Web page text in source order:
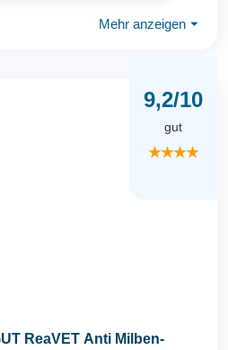
Mehr anzeigen ⏷
9,2/10
gut
★★★★
ReaVET Anti Milben-